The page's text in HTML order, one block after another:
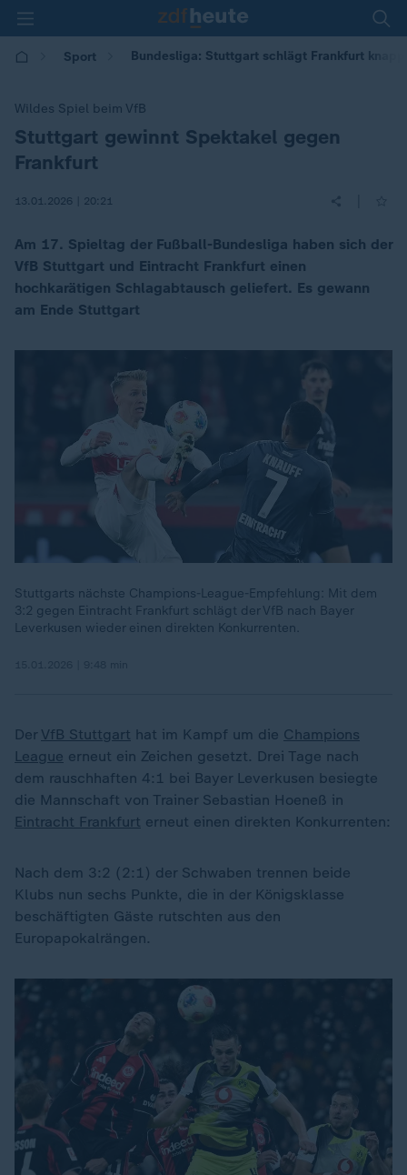
Sport Bundesliga: Stuttgart schlägt Frankfurt knapp
Wildes Spiel beim VfB
:
Stuttgart gewinnt Spektakel gegen
Frankfurt
13.01.2026 | 20:21
Am 17. Spieltag der Fußball-Bundesliga haben sich der
VfB Stuttgart und Eintracht Frankfurt einen
hochkarätigen Schlagabtausch geliefert. Es gewann
am Ende Stuttgart
Stuttgarts nächste Champions-League-Empfehlung: Mit dem
3:2 gegen Eintracht Frankfurt schlägt der VfB nach Bayer
Leverkusen wieder einen direkten Konkurrenten.
Der VfB Stuttgart hat im Kampf um die Champions
League erneut ein Zeichen gesetzt. Drei Tage nach
dem rauschhaften 4:1 bei Bayer Leverkusen besiegte
die Mannschaft von Trainer Sebastian Hoeneß in
Eintracht Frankfurt erneut einen direkten Konkurrenten:
Nach dem 3:2 (2:1) der Schwaben trennen beide
Klubs nun sechs Punkte, die in der Königsklasse
beschäftigten Gäste rutschten aus den
Europapokalrängen.